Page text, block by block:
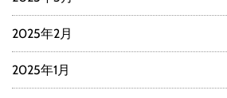
2025年2月
2025年1月